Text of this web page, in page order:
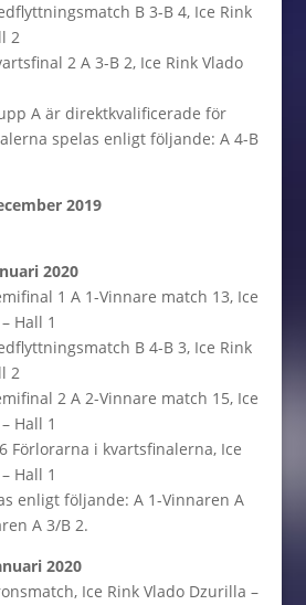
B 3-B 4, Ice Rink
2
2 A 3-B 2, Ice Rink Vlado
A är direktkvalificerade för
spelas enligt följande: A 4-B
2019
2020
1 A 1-Vinnare match 13, Ice
Hall 1
B 4-B 3, Ice Rink
2
2 A 2-Vinnare match 15, Ice
Hall 1
Förlorarna i kvartsfinalerna, Ice
Hall 1
enligt följande: A 1-Vinnaren A
A 3/B 2.
2020
Ice Rink Vlado Dzurilla –